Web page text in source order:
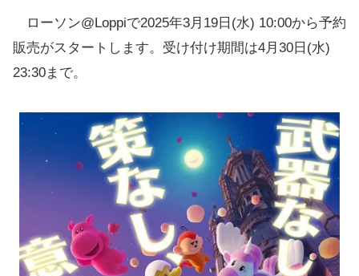
ローソン@Loppiで2025年3月19日(水) 10:00から予約
販売がスタートします。受け付け期間は4月30日(水)
23:30まで。